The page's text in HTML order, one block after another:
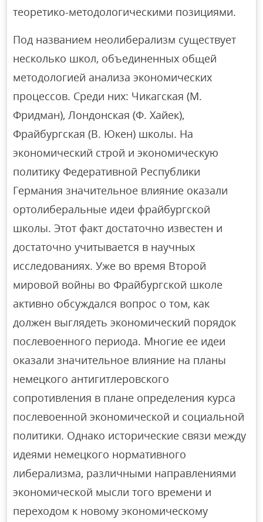
теоретико-методологическими позициями.
Под названием неолиберализм существует
несколько школ, объединенных общей
методологией анализа экономических
процессов. Среди них: Чикагская (М.
Фридман), Лондонская (Ф. Хайек),
Фрайбургская (В. Юкен) школы. На
экономический строй и экономическую
политику Федеративной Республики
Германия значительное влияние оказали
ортолиберальные идеи фрайбургской
школы. Этот факт достаточно известен и
достаточно учитывается в научных
исследованиях. Уже во время Второй
мировой войны во Фрайбургской школе
активно обсуждался вопрос о том, как
должен выглядеть экономический порядок
послевоенного периода. Многие ее идеи
оказали значительное влияние на планы
немецкого антигитлеровского
сопротивления в плане определения курса
послевоенной экономической и социальной
политики. Однако исторические связи между
идеями немецкого нормативного
либерализма, различными направлениями
экономической мысли того времени и
переходом к новому экономическому